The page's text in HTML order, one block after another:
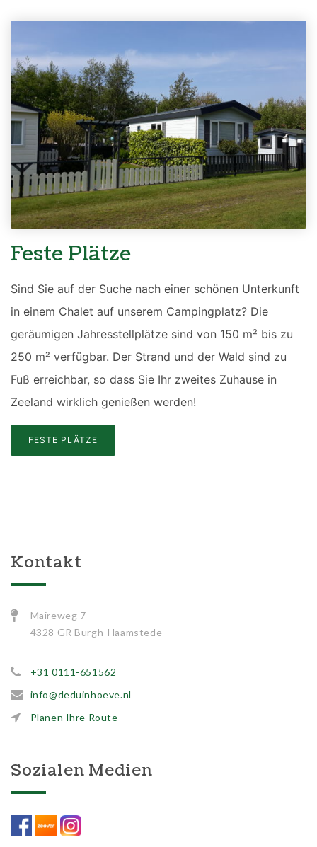
Feste Plätze
Sind Sie auf der Suche nach einer schönen Unterkunft
in einem Chalet auf unserem Campingplatz? Die
geräumigen Jahresstellplätze sind von 150 m² bis zu
250 m² verfügbar. Der Strand und der Wald sind zu
Fuß erreichbar, so dass Sie Ihr zweites Zuhause in
Zeeland wirklich genießen werden!
FESTE PLÄTZE
Kontakt
Maireweg 7
4328 GR Burgh-Haamstede
+31 0111-651562
info@deduinhoeve.nl
Planen Ihre Route
Sozialen Medien